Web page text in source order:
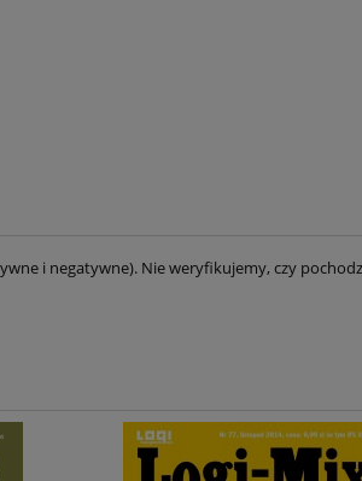
i negatywne). Nie weryfikujemy, czy